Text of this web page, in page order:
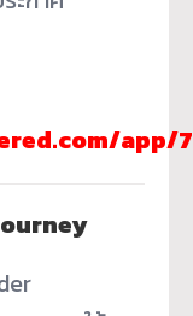
app/